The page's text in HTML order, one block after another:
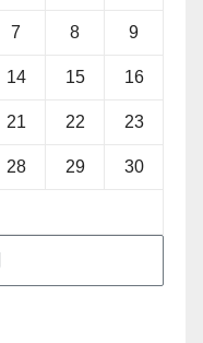
7 8 9
14 15 16
21 22 23
28 29 30